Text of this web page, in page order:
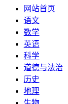
网站首页
语文
数学
英语
科学
道德与法治
历史
地理